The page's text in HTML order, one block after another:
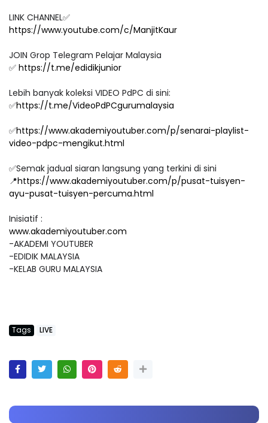
LINK CHANNEL✅
https://www.youtube.com/c/ManjitKaur
JOIN Grop Telegram Pelajar Malaysia
✅ https://t.me/edidikjunior
Lebih banyak koleksi VIDEO PdPC di sini:
✅https://t.me/VideoPdPCgurumalaysia
✅https://www.akademiyoutuber.com/p/senarai-playlist-
video-pdpc-mengikut.html
✅Semak jadual siaran langsung yang terkini di sini
📍https://www.akademiyoutuber.com/p/pusat-tuisyen-
ayu-pusat-tuisyen-percuma.html
Inisiatif :
www.akademiyoutuber.com
-AKADEMI YOUTUBER
-EDIDIK MALAYSIA
-KELAB GURU MALAYSIA
Tags LIVE